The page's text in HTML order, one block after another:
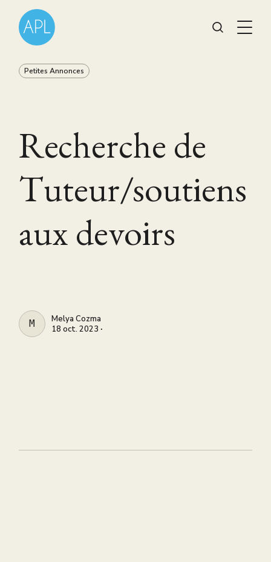
Petites Annonces
Recherche de
Tuteur/soutiens
aux devoirs
MELYA COZMA
Melya Cozma
18 oct. 2023 ∙